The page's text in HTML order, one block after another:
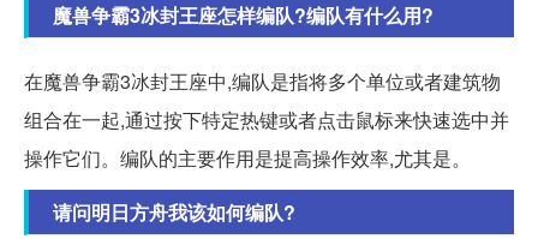
魔兽争霸3冰封王座怎样编队?编队有什么用?
在魔兽争霸3冰封王座中,编队是指将多个单位或者建筑物
组合在一起,通过按下特定热键或者点击鼠标来快速选中并
操作它们。编队的主要作用是提高操作效率,尤其是。
请问明日方舟我该如何编队?